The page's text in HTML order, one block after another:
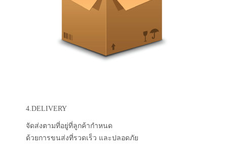
4.DELIVERY
จัดส่งตามที่อยู่ที่ลูกค้ากำหนด
ด้วยการขนส่งที่รวดเร็ว และปลอดภัย